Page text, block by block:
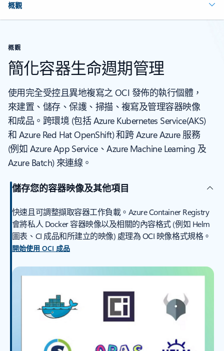
概觀
概觀
簡化容器生命週期管理
使用完全受控且異地複寫之 OCI 發佈的執行個體，
來建置、儲存、保護、掃描、複寫及管理容器映像
和成品。跨環境 (包括 Azure Kubernetes Service(AKS)
和 Azure Red Hat OpenShift) 和跨 Azure Azure 服務
(例如 Azure App Service、Azure Machine Learning 及
Azure Batch) 來連線。
儲存您的容器映像及其他項目
快速且可調整擷取容器工作負載。Azure Container Registry
會將私人 Docker 容器映像以及相關的內容格式 (例如 Helm
圖表、CI 成品和所建立的映像) 處理為 OCI 映像格式規格。
開始使用 OCI 成品